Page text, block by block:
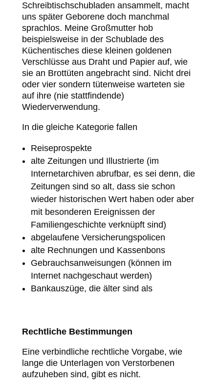
Schreibtischschubladen ansammelt, macht
uns später Geborene doch manchmal
sprachlos. Meine Großmutter hob
beispielsweise in der Schublade des
Küchentisches diese kleinen goldenen
Verschlüsse aus Draht und Papier auf, wie
sie an Brottüten angebracht sind. Nicht drei
oder vier sondern tütenweise warteten sie
auf ihre (nie stattfindende)
Wiederverwendung.
In die gleiche Kategorie fallen
Reiseprospekte
alte Zeitungen und Illustrierte (im
Internetarchiven abrufbar, es sei denn, die
Zeitungen sind so alt, dass sie schon
wieder historischen Wert haben oder aber
mit besonderen Ereignissen der
Familiengeschichte verknüpft sind)
abgelaufene Versicherungspolicen
alte Rechnungen und Kassenbons
Gebrauchsanweisungen (können im
Internet nachgeschaut werden)
Bankauszüge, die älter sind als
Rechtliche Bestimmungen
Eine verbindliche rechtliche Vorgabe, wie
lange die Unterlagen von Verstorbenen
aufzuheben sind, gibt es nicht.